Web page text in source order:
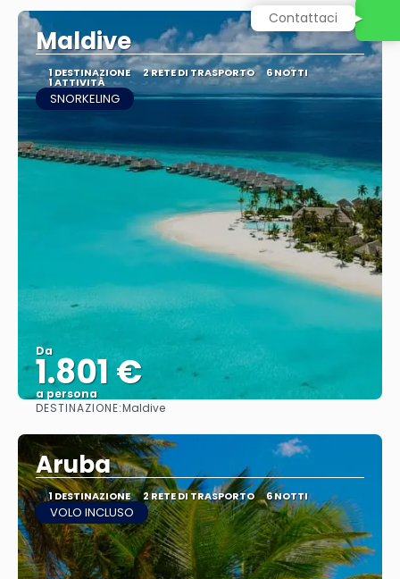
Maldive
1 DESTINAZIONE 2 RETE DI TRASPORTO 6 NOTTI
1 ATTIVITÀ
SNORKELING
Da
1.801 €
a persona
DESTINAZIONE:Maldive
Aruba
1 DESTINAZIONE 2 RETE DI TRASPORTO 6 NOTTI
VOLO INCLUSO
Contattaci